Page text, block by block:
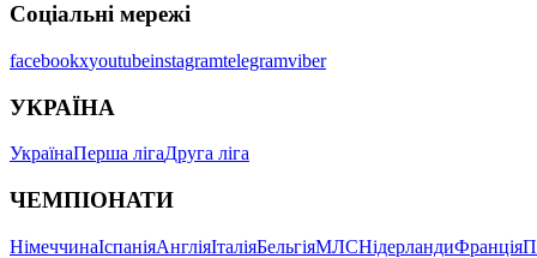
Соціальні мережі
facebookxyoutubeinstagramtelegramviber
УКРАЇНА
УкраїнаПерша лігаДруга ліга
ЧЕМПІОНАТИ
НімеччинаІспаніяАнгліяІталіяБельгіяМЛСНідерландиФранція